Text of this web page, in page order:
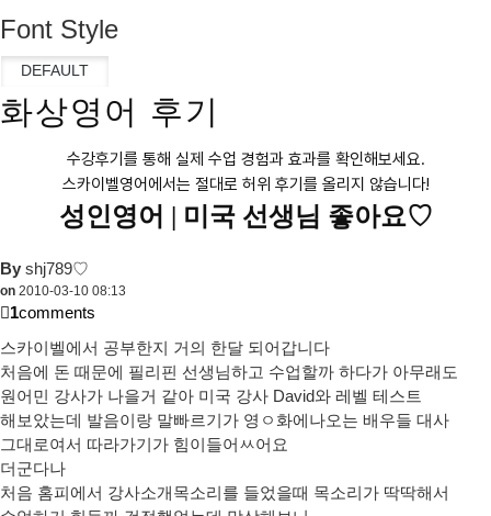
Font Style
화상영어 후기
수강후기를 통해 실제 수업 경험과 효과를 확인해보세요.
스카이벨영어에서는 절대로 허위 후기를 올리지 않습니다!
성인영어 | 미국 선생님 좋아요♡
By shj789♡
on 2010-03-10 08:13
1comments
스카이벨에서 공부한지 거의 한달 되어갑니다
처음에 돈 때문에 필리핀 선생님하고 수업할까 하다가 아무래도
원어민 강사가 나을거 같아 미국 강사 David와 레벨 테스트
해보았는데 발음이랑 말빠르기가 영ㅇ화에나오는 배우들 대사
그대로여서 따라가기가 힘이들어ㅆ어요
더군다나
처음 홈피에서 강사소개목소리를 들었을때 목소리가 딱딱해서